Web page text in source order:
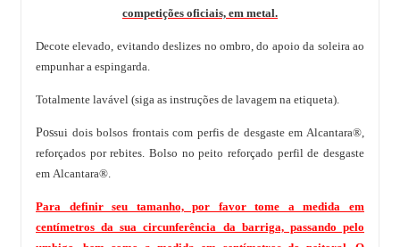
competições oficiais, em metal.
Decote elevado, evitando deslizes no ombro, do apoio da soleira ao
empunhar a espingarda.
Totalmente lavável (siga as instruções de lavagem na etiqueta).
Possui dois bolsos frontais com perfis de desgaste em Alcantara®,
reforçados por rebites. Bolso no peito reforçado perfil de desgaste
em Alcantara®.
Para definir seu tamanho, por favor tome a medida em
centímetros da sua circunferência da barriga, passando pelo